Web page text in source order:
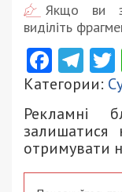
Якщо ви
виділіть
Категории:
Рекламні
отримувати